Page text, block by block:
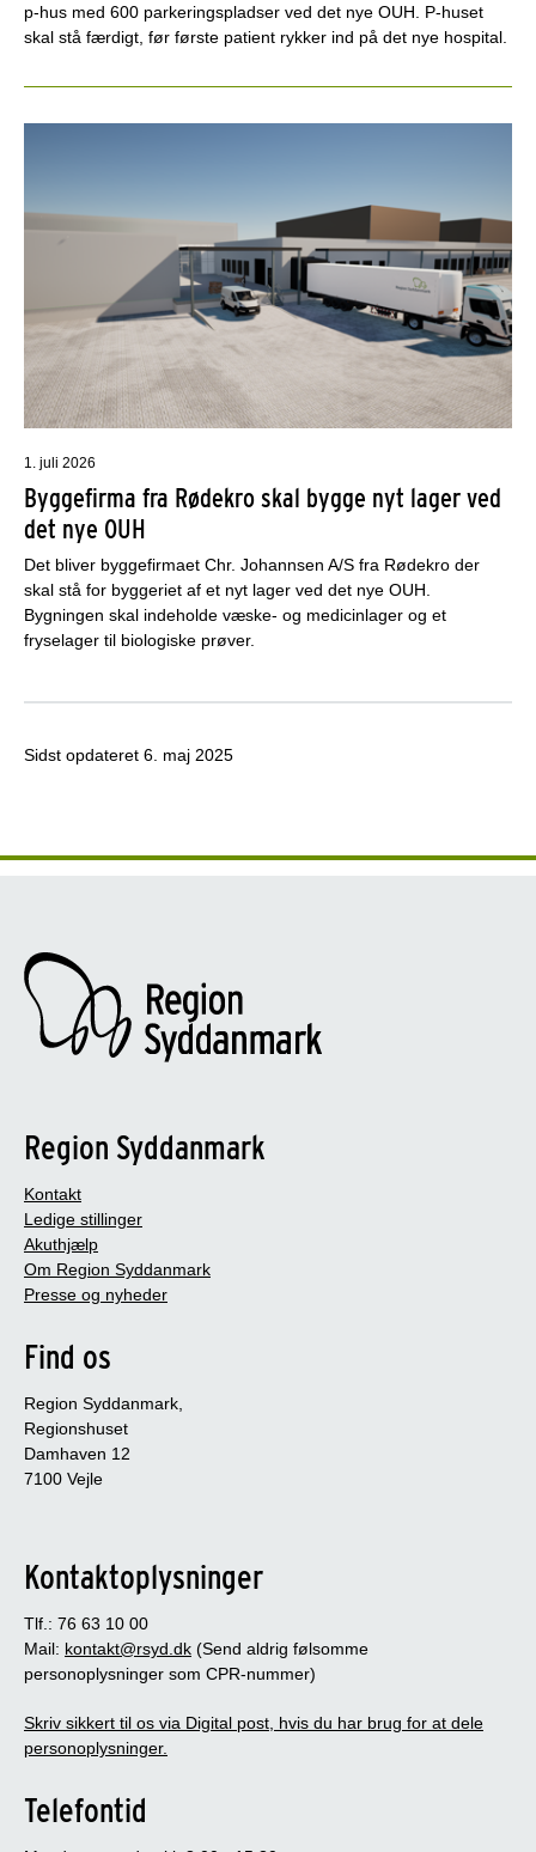
p-hus med 600 parkeringspladser ved det nye OUH. P-huset
skal stå færdigt, før første patient rykker ind på det nye hospital.
1. juli 2026
Byggefirma fra Rødekro skal bygge nyt lager ved
det nye OUH
Det bliver byggefirmaet Chr. Johannsen A/S fra Rødekro der
skal stå for byggeriet af et nyt lager ved det nye OUH.
Bygningen skal indeholde væske- og medicinlager og et
fryselager til biologiske prøver.
Sidst opdateret 6. maj 2025
Region Syddanmark
Kontakt
Ledige stillinger
Akuthjælp
Om Region Syddanmark
Presse og nyheder
Find os
Region Syddanmark,
Regionshuset
Damhaven 12
7100 Vejle
Kontaktoplysninger
Tlf.: 76 63 10 00
Mail: kontakt@rsyd.dk (Send aldrig følsomme
personoplysninger som CPR-nummer)
Skriv sikkert til os via Digital post, hvis du har brug for at dele
personoplysninger.
Telefontid